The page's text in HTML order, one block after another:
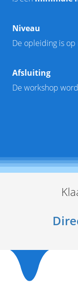
Niveau
De opleiding is op
Afsluiting
De workshop